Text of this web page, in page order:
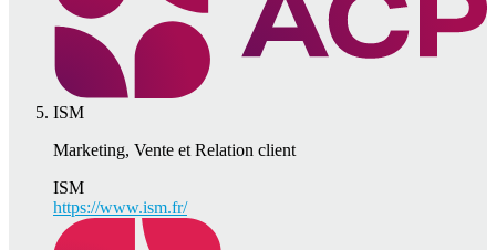
ISM
Marketing, Vente et Relation client
ISM
https://www.ism.fr/